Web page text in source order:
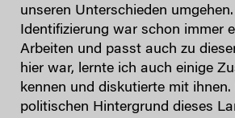
unseren Unterschieden
Identifizierung war schon immer
Arbeiten und passt auch zu
hier war, lernte ich auch einige
kennen und diskutierte mit ihnen.
politischen Hintergrund dieses